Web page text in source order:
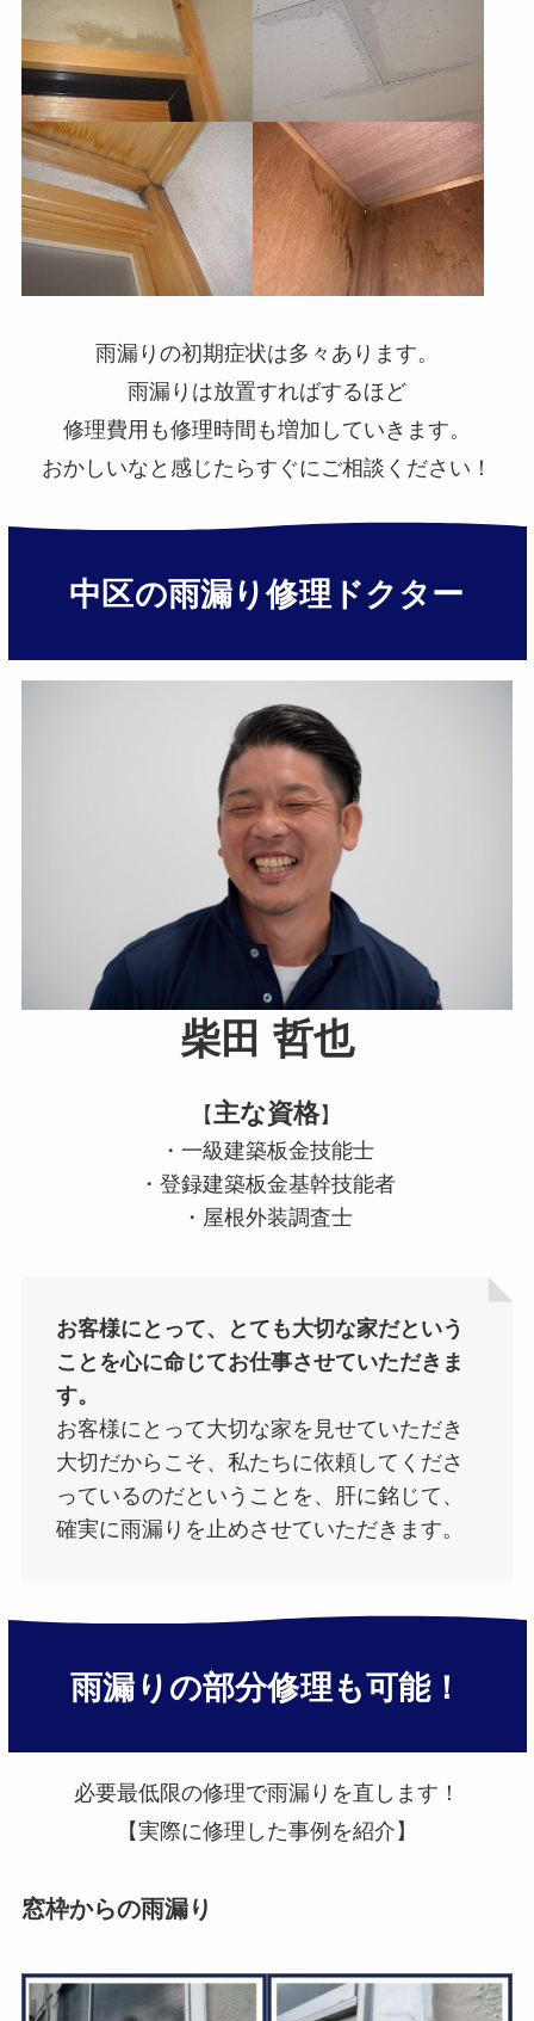
雨漏りの初期症状は多々あります。
雨漏りは放置すればするほど
修理費用も修理時間も増加していきます。
おかしいなと感じたらすぐにご相談ください！
中区の雨漏り修理ドクター
柴田 哲也
【主な資格】
・一級建築板金技能士
・登録建築板金基幹技能者
・屋根外装調査士
お客様にとって、とても大切な家だという
ことを心に命じてお仕事させていただきま
す。
お客様にとって大切な家を見せていただき
大切だからこそ、私たちに依頼してくださ
っているのだということを、肝に銘じて、
確実に雨漏りを止めさせていただきます。
雨漏りの部分修理も可能！
必要最低限の修理で雨漏りを直します！
【実際に修理した事例を紹介】
窓枠からの雨漏り